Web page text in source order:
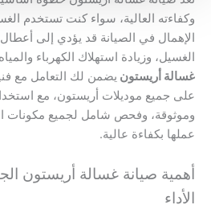
وكفاءته العالية، سواء كنت تستخدم
الإهمال في الصيانة قد يؤدي إلى
الغسيل، وزيادة استهلاك الكهرباء
غسالة أريستون يضمن لك التعامل مع
على جميع موديلات أريستون، مع
وموثوقة، وفحص شامل لجميع مكونات
عملها بكفاءة عالية.
أهمية صيانة غسالة أريستون
الأداء